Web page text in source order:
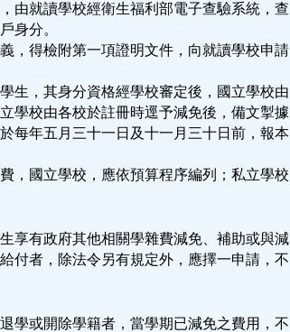
由就讀學校經衛生福利部電子查驗系統，查
身分。
，得檢附第一項證明文件，向就讀學校申請
生，其身分資格經學校審定後，國立學校由
學校由各校於註冊時逕予減免後，備文掣據
每年五月三十一日及十一月三十日前，報本
，國立學校，應依預算程序編列；私立學校
享有政府其他相關學雜費減免、補助或與減
付者，除法令另有規定外，應擇一申請，不
學或開除學籍者，當學期已減免之費用，不